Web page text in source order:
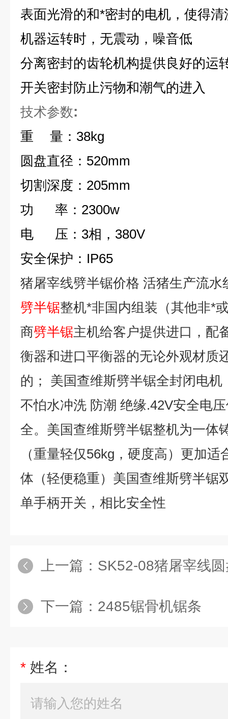
表面光滑的和*密封的电机，使得
机器运转时，无震动，噪音低
分离密封的齿轮机构提供良好的运
开关密封防止污物和潮气的进入
技术参数:
重 量： 38kg
圆盘直径： 520mm
切割深度： 205mm
功
率： 2300w
电
压： 3相， 380V
安全保护： IP65
猪屠宰线劈半锯价格 活猪生产流水
劈半锯整机*非国内组装（其他非*
商劈半锯主机给客户提供进口，配
衡器和进口平衡器的无论外观材质
的；
美国查维斯劈半锯全封闭电
不怕水冲洗 防潮 绝缘.42V安全电
全。 美国查维斯劈半锯整机为一体
（重量轻仅56kg ，硬度高）更加适
体（轻便稳重） 美国查维斯劈半锯
单手柄开关，相比安全性
上一篇： SK52-08猪屠宰线圆盘劈半
下一篇： 2485锯骨机锯条
* 姓名：